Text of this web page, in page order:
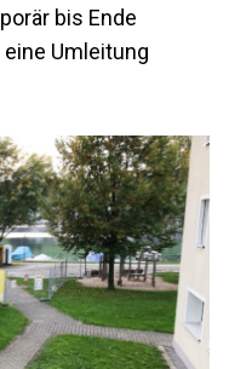
bis Ende
Umleitung